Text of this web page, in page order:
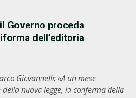
Governo proceda
dell’editoria
Giovannelli: «A un mese
della nuova legge, la conferma della